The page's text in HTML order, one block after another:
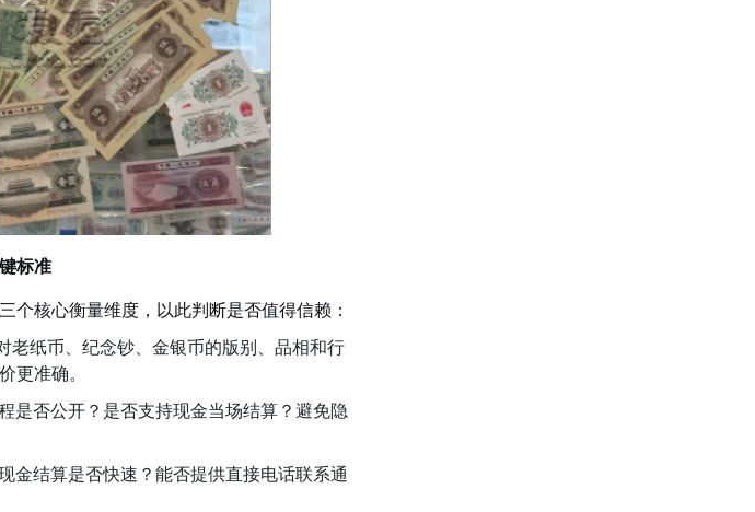
标准
个核心衡量维度，以此判断是否值得信赖：
老纸币、纪念钞、金银币的版别、品相和行
更准确。
是否公开？是否支持现金当场结算？避免隐
金结算是否快速？能否提供直接电话联系通